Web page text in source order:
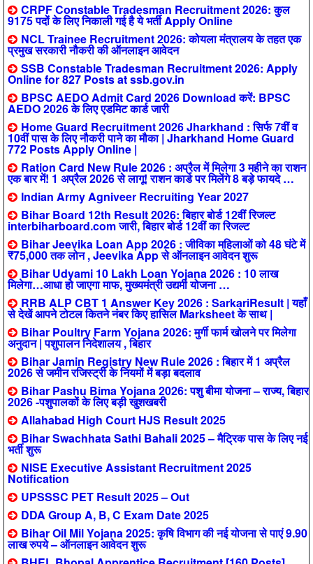
CRPF Constable Tradesman Recruitment 2026: कुल
9175 पदों के लिए निकाली गई है ये भर्ती Apply Online
NCL Trainee Recruitment 2026: कोयला मंत्रालय के तहत एक
प्रमुख सरकारी नौकरी की ऑनलाइन आवेदन
SSB Constable Tradesman Recruitment 2026: Apply
Online for 827 Posts at ssb.gov.in
BPSC AEDO Admit Card 2026 Download करें: BPSC
AEDO 2026 के लिए एडमिट कार्ड जारी
Home Guard Recruitment 2026 Jharkhand : सिर्फ 7वीं व
10वीं पास के लिए नौकरी पाने का मौका | Jharkhand Home Guard
772 Posts Apply Online |
Ration Card New Rule 2026 : अप्रैल में मिलेगा 3 महीने का राशन
एक बार में! 1 अप्रैल 2026 से लागू! राशन कार्ड पर मिलेंगे 8 बड़े फायदे …
Indian Army Agniveer Recruiting Year 2027
Bihar Board 12th Result 2026: बिहार बोर्ड 12वीं रिजल्ट
interbiharboard.com जारी, बिहार बोर्ड 12वीं का रिजल्ट
Bihar Jeevika Loan App 2026 : जीविका महिलाओं को 48 घंटे में
₹75,000 तक लोन , Jeevika App से ऑनलाइन आवेदन शुरू
Bihar Udyami 10 Lakh Loan Yojana 2026 : 10 लाख
मिलेगा…आधा हो जाएगा माफ, मुख्यमंत्री उद्यमी योजना …
RRB ALP CBT 1 Answer Key 2026 : SarkariResult | यहाँ
से देखें आपने टोटल कितने नंबर किए हासिल Marksheet के साथ |
Bihar Poultry Farm Yojana 2026: मुर्गी फार्म खोलने पर मिलेगा
अनुदान | पशुपालन निदेशालय , बिहार
Bihar Jamin Registry New Rule 2026 : बिहार में 1 अप्रैल
2026 से जमीन रजिस्ट्री के नियमों में बड़ा बदलाव
Bihar Pashu Bima Yojana 2026: पशु बीमा योजना – राज्य, बिहार
2026 -पशुपालकों के लिए बड़ी खुशखबरी
Allahabad High Court HJS Result 2025
Bihar Swachhata Sathi Bahali 2025 – मैट्रिक पास के लिए नई
भर्ती शुरू
NISE Executive Assistant Recruitment 2025
Notification
UPSSSC PET Result 2025 – Out
DDA Group A, B, C Exam Date 2025
Bihar Oil Mil Yojana 2025: कृषि विभाग की नई योजना से पाएं 9.90
लाख रुपये – ऑनलाइन आवेदन शुरू